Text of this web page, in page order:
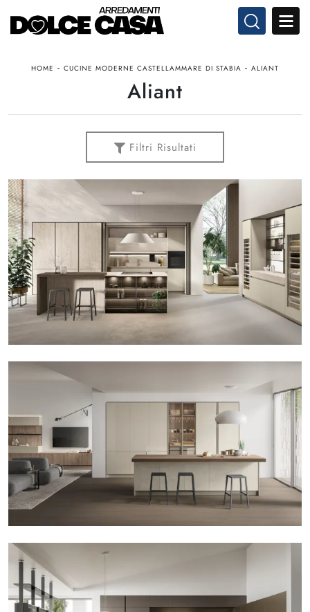
HOME - CUCINE MODERNE CASTELLAMMARE DI STABIA - ALIANT
Aliant
Filtri Risultati